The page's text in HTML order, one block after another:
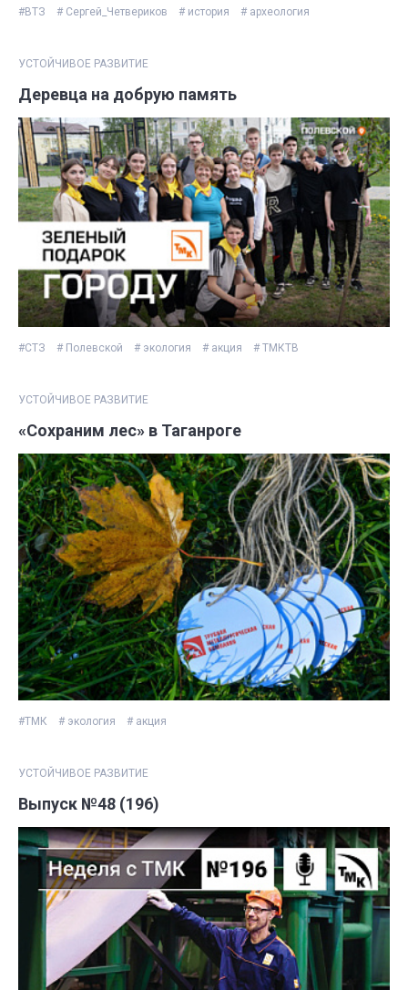
#ВТЗ # Сергей_Четвериков # история # археология
УСТОЙЧИВОЕ РАЗВИТИЕ
Деревца на добрую память
#СТЗ # Полевской # экология # акция # ТМКТВ
УСТОЙЧИВОЕ РАЗВИТИЕ
«Сохраним лес» в Таганроге
#ТМК # экология # акция
УСТОЙЧИВОЕ РАЗВИТИЕ
Выпуск №48 (196)